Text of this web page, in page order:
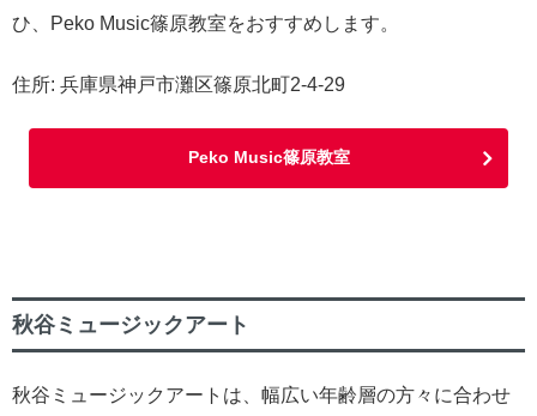
ひ、Peko Music篠原教室をおすすめします。
住所: 兵庫県神戸市灘区篠原北町2-4-29
Peko Music篠原教室
秋谷ミュージックアート
秋谷ミュージックアートは、幅広い年齢層の方々に合わせ